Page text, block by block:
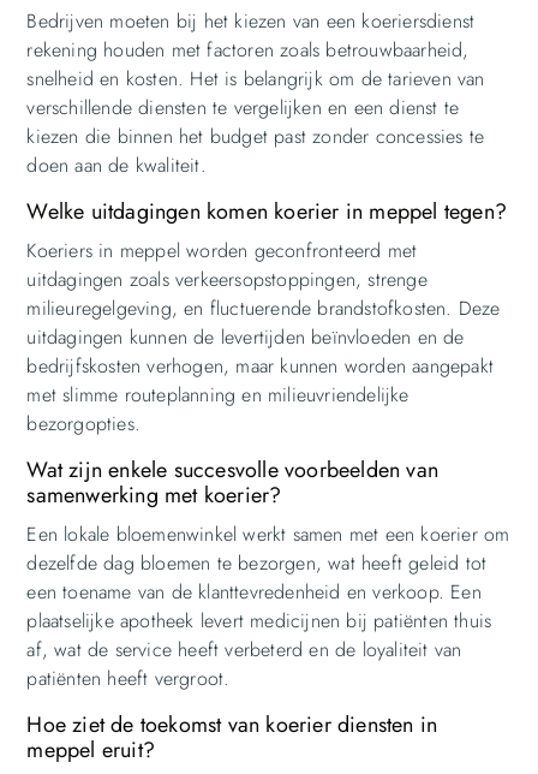
Bedrijven moeten bij het kiezen van een koeriersdienst
rekening houden met factoren zoals betrouwbaarheid,
snelheid en kosten. Het is belangrijk om de tarieven van
verschillende diensten te vergelijken en een dienst te
kiezen die binnen het budget past zonder concessies te
doen aan de kwaliteit.
Welke uitdagingen komen koerier in meppel tegen?
Koeriers in meppel worden geconfronteerd met
uitdagingen zoals verkeersopstoppingen, strenge
milieuregelgeving, en fluctuerende brandstofkosten. Deze
uitdagingen kunnen de levertijden beïnvloeden en de
bedrijfskosten verhogen, maar kunnen worden aangepakt
met slimme routeplanning en milieuvriendelijke
bezorgopties.
Wat zijn enkele succesvolle voorbeelden van
samenwerking met koerier?
Een lokale bloemenwinkel werkt samen met een koerier om
dezelfde dag bloemen te bezorgen, wat heeft geleid tot
een toename van de klanttevredenheid en verkoop. Een
plaatselijke apotheek levert medicijnen bij patiënten thuis
af, wat de service heeft verbeterd en de loyaliteit van
patiënten heeft vergroot.
Hoe ziet de toekomst van koerier diensten in
meppel eruit?